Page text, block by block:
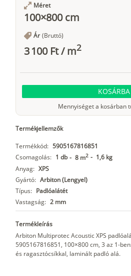
Méret
100×800 cm
Ár (Bruttó)
3 100 Ft/m2
KOSÁRBA
Mennyiséget a kosárban
Termékjellemzők
Termékkód: 5905167816851
Csomagolás: 1 db - 8 m2 - 1,6 kg
Anyag: XPS
Gyártó: Arbiton (Lengyel)
Típus: Padlóalátét
Vastagság: 2 mm
Termékleírás
Arbiton Multiprotec Acoustic XPS
5905167816851, 100×800 cm, 3 az 1-
és ragasztócsíkkal, laminált padló alá.